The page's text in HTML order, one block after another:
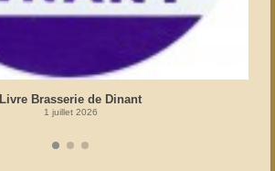
Livre Brasserie de Dinant
1 juillet 2026